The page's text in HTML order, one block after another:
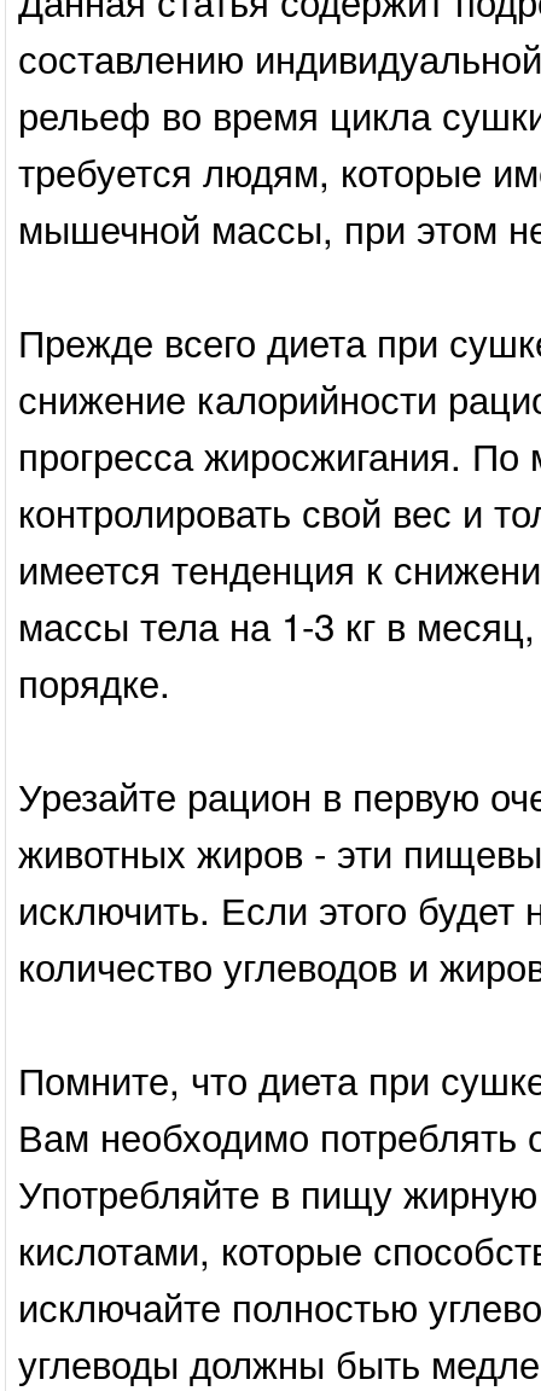
составлению
рельеф во время цикла
требуется людям, которые
мышечной массы, при этом
Прежде всего диета при
снижение калорийности
прогресса жиросжигания.
контролировать свой вес и
имеется тенденция к
массы тела на 1-3 кг в
порядке.
Урезайте рацион в первую
животных жиров - эти
исключить. Если этого
количество углеводов и
Помните, что диета при
Вам необходимо потреблять
Употребляйте в пищу
кислотами, которые
исключайте полностью
углеводы должны быть